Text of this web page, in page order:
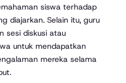
siswa terhadap
diajarkan. Selain itu, guru
sesi diskusi atau
untuk mendapatkan
mereka selama